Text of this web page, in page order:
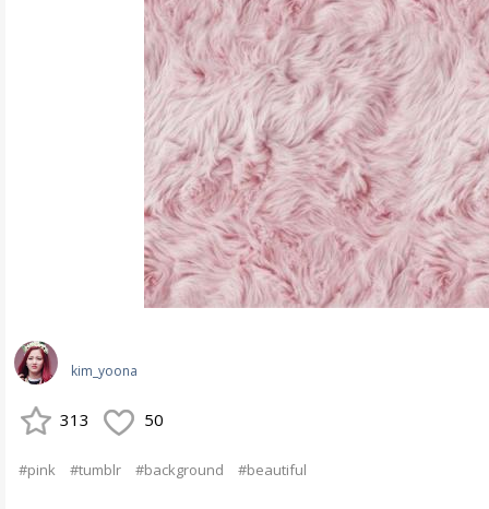
kim_yoona
313 50
#pink #tumblr #background #beautiful